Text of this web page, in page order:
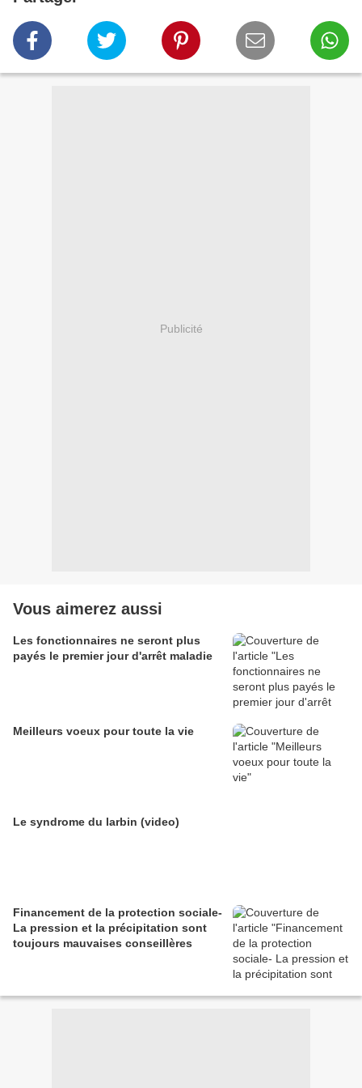
Publicité
Vous aimerez aussi
Les fonctionnaires ne seront plus
payés le premier jour d'arrêt maladie
Meilleurs voeux pour toute la vie
Le syndrome du larbin (video)
Financement de la protection sociale-
La pression et la précipitation sont
toujours mauvaises conseillères